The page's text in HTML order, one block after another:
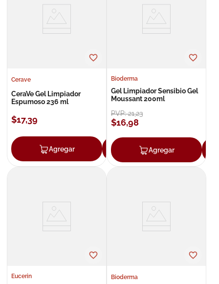
Cerave
CeraVe Gel Limpiador
Espumoso 236 ml
$17,39
Agregar Agregar
Bioderma
Gel Limpiador Sensibio Gel
Moussant 200ml
PVP:21,23
$16,98
Agregar
Eucerin Bioderma
roche posay